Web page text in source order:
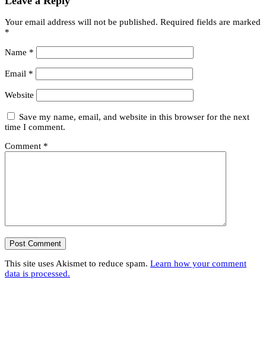
Your email address will not be published. Required fields are marked
*
Name *
Email *
Website
Save my name, email, and website in this browser for the next
time I comment.
Comment *
This site uses Akismet to reduce spam. Learn how your comment
data is processed.